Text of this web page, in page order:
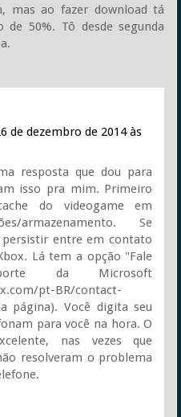
mas ao fazer download tá
50%. Tô desde segunda
de dezembro de 2014 às
resposta que dou para
isso pra mim. Primeiro
do videogame em
armazenamento. Se
entre em contato
Lá tem a opção "Fale
da Microsoft
pt-BR/contact-
página). Você digita seu
para você na hora. O
nas vezes que
resolveram o problema